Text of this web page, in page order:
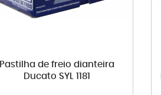
Pastilha de freio dianteira
Ducato SYL 1181